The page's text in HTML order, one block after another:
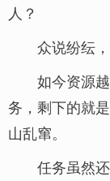
人？
众说纷纭
如今资源
务，剩下的就
山乱窜。
任务虽然